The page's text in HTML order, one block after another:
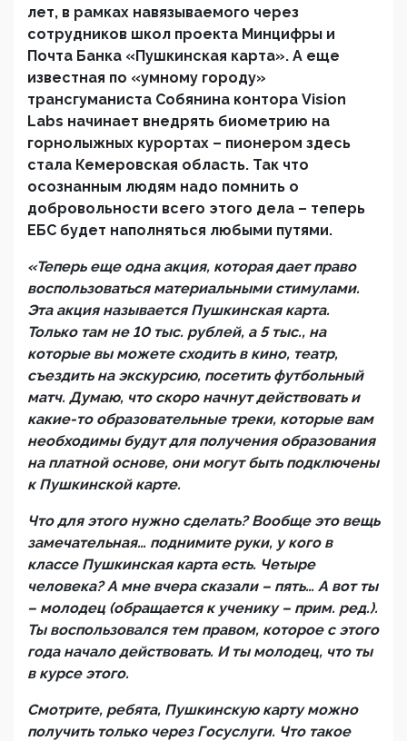
лет, в рамках навязываемого через
сотрудников школ проекта Минцифры и
Почта Банка «Пушкинская карта». А еще
известная по «умному городу»
трансгуманиста Собянина контора Vision
Labs начинает внедрять биометрию на
горнолыжных курортах – пионером здесь
стала Кемеровская область. Так что
осознанным людям надо помнить о
добровольности всего этого дела – теперь
ЕБС будет наполняться любыми путями.
«Теперь еще одна акция, которая дает право
воспользоваться материальными стимулами.
Эта акция называется Пушкинская карта.
Только там не 10 тыс. рублей, а 5 тыс., на
которые вы можете сходить в кино, театр,
съездить на экскурсию, посетить футбольный
матч. Думаю, что скоро начнут действовать и
какие-то образовательные треки, которые вам
необходимы будут для получения образования
на платной основе, они могут быть подключены
к Пушкинской карте.
Что для этого нужно сделать? Вообще это вещь
замечательная… поднимите руки, у кого в
классе Пушкинская карта есть. Четыре
человека? А мне вчера сказали – пять… А вот ты
– молодец (обращается к ученику – прим. ред.).
Ты воспользовался тем правом, которое с этого
года начало действовать. И ты молодец, что ты
в курсе этого.
Смотрите, ребята, Пушкинскую карту можно
получить только через Госуслуги. Что такое